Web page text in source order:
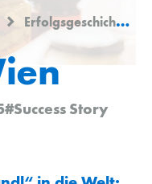
Erfolgsgeschichten
#Success Story